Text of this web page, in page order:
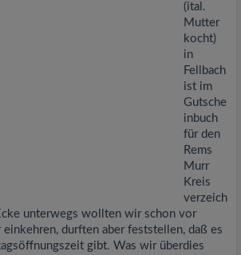
(ital.
Mutter
kocht)
in
Fellbach
ist im
Gutsche
inbuch
für den
Rems
Murr
Kreis
verzeich
unterwegs wollten wir schon vor
durften aber feststellen, daß es
gibt. Was wir überdies